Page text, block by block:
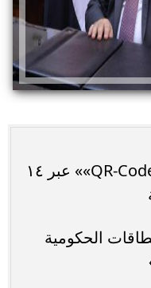
إتاحة رمز الاستجابة السريع QR-Code»» عبر ١٤
٩٦٪ من البطاقات الحكومية